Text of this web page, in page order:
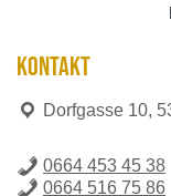
KONTAKT
Dorfgasse 10,
0664 453 45 38
0664 516 75 86